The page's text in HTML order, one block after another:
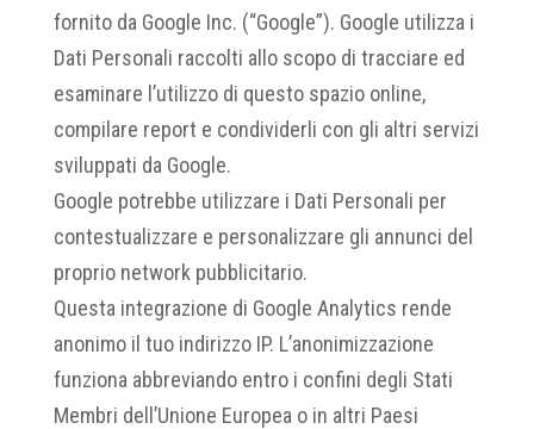
fornito da Google Inc. (“Google”). Google utilizza i
Dati Personali raccolti allo scopo di tracciare ed
esaminare l’utilizzo di questo spazio online,
compilare report e condividerli con gli altri servizi
sviluppati da Google.
Google potrebbe utilizzare i Dati Personali per
contestualizzare e personalizzare gli annunci del
proprio network pubblicitario.
Questa integrazione di Google Analytics rende
anonimo il tuo indirizzo IP. L’anonimizzazione
funziona abbreviando entro i confini degli Stati
Membri dell’Unione Europea o in altri Paesi